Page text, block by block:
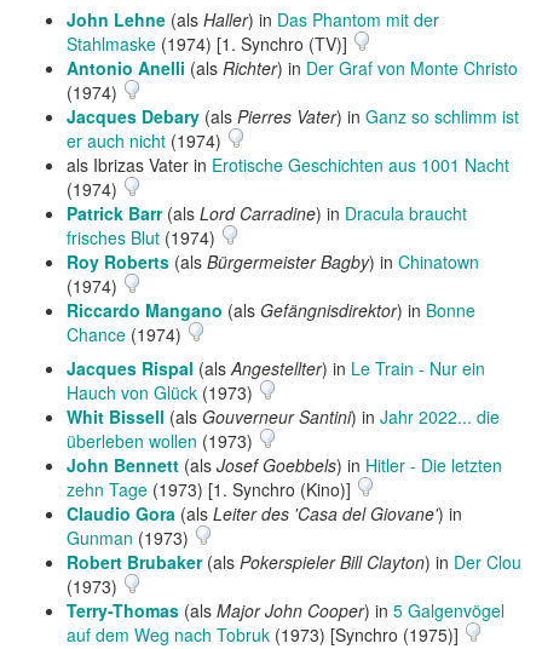
John Lehne (als Haller) in Das Phantom mit der
Stahlmaske (1974) [1. Synchro (TV)]
Antonio Anelli (als Richter) in Der Graf von Monte Christo
(1974)
Jacques Debary (als Pierres Vater) in Ganz so schlimm ist
er auch nicht (1974)
als Ibrizas Vater in Erotische Geschichten aus 1001 Nacht
(1974)
Patrick Barr(als Lord Carradine) in Dracula braucht
frisches Blut (1974)
Roy Roberts (als Bürgermeister Bagby) in Chinatown
(1974)
Riccardo Mangano (als Gefängnisdirektor) in Bonne
Chance (1974)
Jacques Rispal (alsAngestellter) in Le Train - Nur ein
Hauch von Glück (1973)
Whit Bissell (als Gouverneur Santini) in Jahr 2022... die
überleben wollen (1973)
John Bennett (als Josef Goebbels) in Hitler - Die letzten
zehn Tage (1973) [1. Synchro (Kino)]
Claudio Gora (als Leiter des 'Casa del Giovane') in
Gunman (1973)
Robert Brubaker(als Pokerspieler Bill Clayton) in Der Clou
(1973)
Terry-Thomas (als Major John Cooper) in 5 Galgenvögel
auf dem Weg nach Tobruk (1973) [Synchro (1975)]